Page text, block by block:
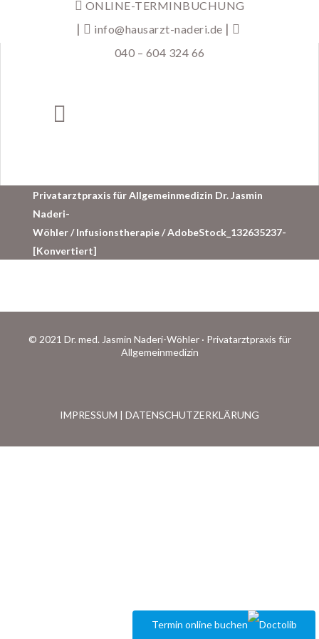
ONLINE-TERMINBUCHUNG
| info@hausarzt-naderi.de |
040 – 604 324 66
Privatarztpraxis für Allgemeinmedizin Dr. Jasmin
Naderi-
Wöhler/Infusionstherapie/AdobeStock_132635237-
[Konvertiert]
© 2021 Dr. med. Jasmin Naderi-Wöhler · Privatarztpraxis für
Allgemeinmedizin
Termin online buchen
IMPRESSUM | DATENSCHUTZERKLÄRUNG